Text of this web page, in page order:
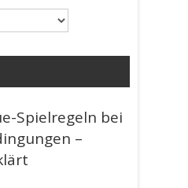
Spielregeln bei
–